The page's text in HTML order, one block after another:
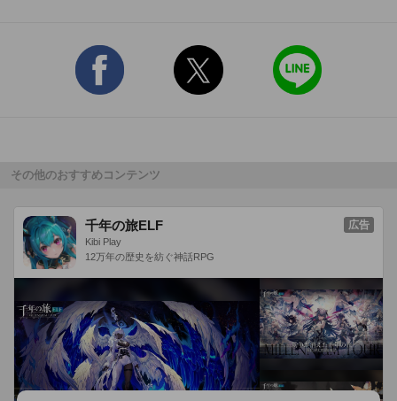
その他のおすすめコンテンツ
千年の旅ELF
Kibi Play
12万年の歴史を紡ぐ神話RPG
広告